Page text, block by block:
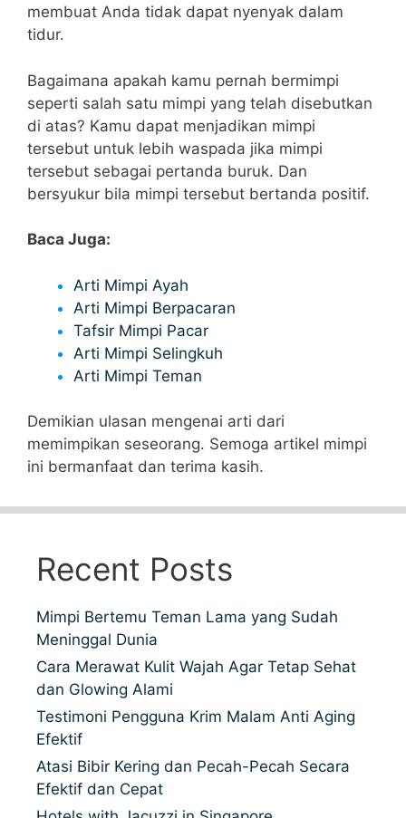
membuat Anda tidak dapat nyenyak dalam
tidur.
Bagaimana apakah kamu pernah bermimpi
seperti salah satu mimpi yang telah disebutkan
di atas? Kamu dapat menjadikan mimpi
tersebut untuk lebih waspada jika mimpi
tersebut sebagai pertanda buruk. Dan
bersyukur bila mimpi tersebut bertanda positif.
Baca Juga:
Arti Mimpi Ayah
Arti Mimpi Berpacaran
Tafsir Mimpi Pacar
Arti Mimpi Selingkuh
Arti Mimpi Teman
Demikian ulasan mengenai arti dari
memimpikan seseorang. Semoga artikel mimpi
ini bermanfaat dan terima kasih.
Recent Posts
Mimpi Bertemu Teman Lama yang Sudah
Meninggal Dunia
Cara Merawat Kulit Wajah Agar Tetap Sehat
dan Glowing Alami
Testimoni Pengguna Krim Malam Anti Aging
Efektif
Atasi Bibir Kering dan Pecah-Pecah Secara
Efektif dan Cepat